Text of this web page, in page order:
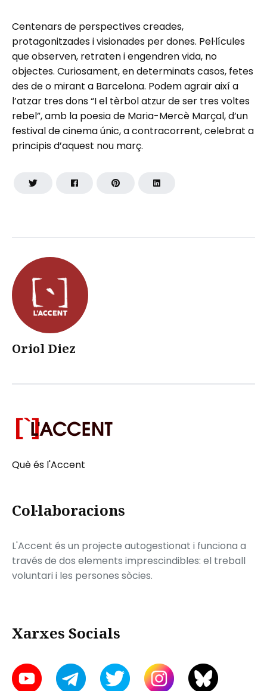
Oriol Diez
Centenars de perspectives creades,
protagonitzades i visionades per dones. Pel·lícules
que observen, retraten i engendren vida, no
objectes. Curiosament, en determinats casos, fetes
des de o mirant a Barcelona. Podem agrair així a
l’atzar tres dons “I el tèrbol atzur de ser tres voltes
rebel”, amb la poesia de Maria-Mercè Marçal, d’un
festival de cinema únic, a contracorrent, celebrat a
principis d’aquest nou març.
Què és l'Accent
Col·laboracions
L'Accent és un projecte autogestionat i funciona a
través de dos elements imprescindibles: el treball
voluntari i les persones sòcies.
Xarxes Socials